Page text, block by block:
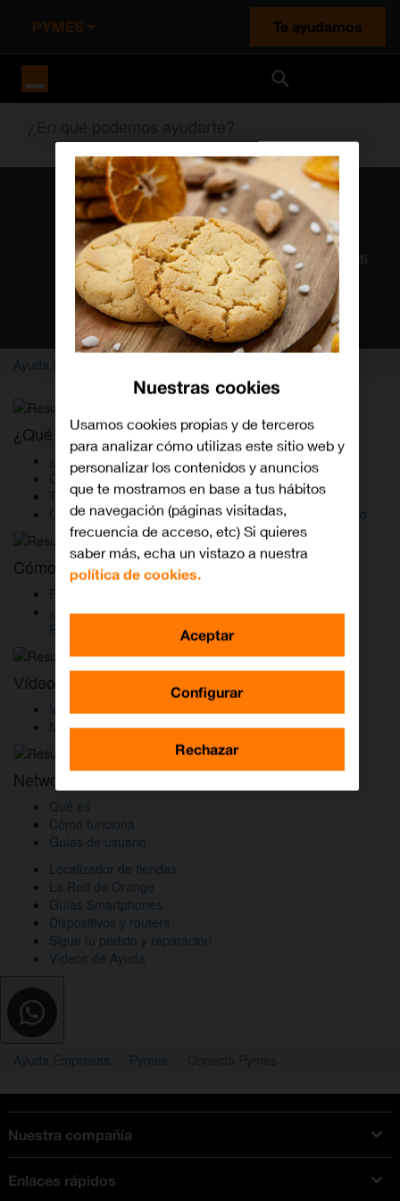
PYMES
Te ayudamos
Atención al cliente
Nuestros agentes solucionan cualquier duda en el chat Mi
Orange
Chatear con un agente
Ayuda Empresas
¿Qué es Conecta Pymes?
¿Qué es Conecta Pymes?
Coste de las llamadas fuera de la tarifa plana
Tu factura de Conecta Pymes
Consulta aquí los precios de las llamadas fuera de bono
Cómo funciona
Resuelve todas tus dudas de Conecta Pymes
¿Cómo puedo hacer un desvío de llamada en Conecta
Pymes
Vídeos y Manuales
Vídeos de dispositivos
Manuales de dispositivos
Network Plus
Qué es
Cómo funciona
Guías de usuario
Localizador de tiendas
La Red de Orange
Guías Smartphones
Dispositivos y routers
Sigue tu pedido y reparación
Vídeos de Ayuda
Ayuda Empresas Pymes
Nuestra compañía
Política de cookies
Enlaces rápidos
Nuestras cookies
Usamos cookies propias y de terceros
para analizar cómo utilizas este sitio web y
personalizar los contenidos y anuncios
que te mostramos en base a tus hábitos
de navegación (páginas visitadas,
frecuencia de acceso, etc) Si quieres
saber más, echa un vistazo a nuestra
política de cookies.
Configurar
Rechazar
Aceptar